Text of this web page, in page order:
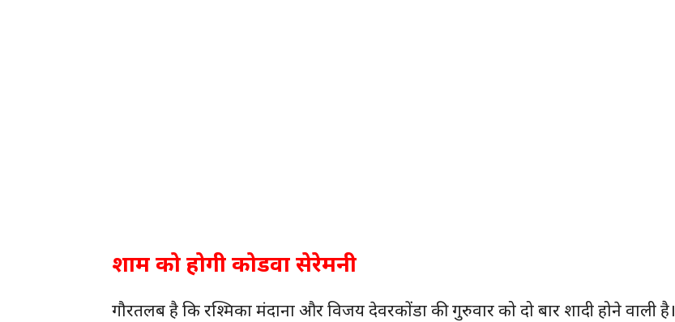
शाम को होगी कोडवा सेरेमनी
गौरतलब है कि रश्मिका मंदाना और विजय देवरकोंडा की गुरुवार को दो बार शादी होने वाली है।